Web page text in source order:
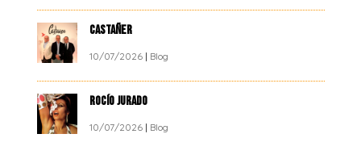
CASTAÑER
10/07/2026| Blog
ROCÍO JURADO
10/07/2026| Blog